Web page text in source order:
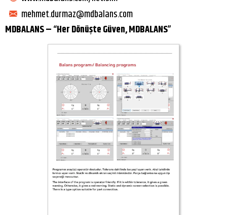
mehmet.durmaz@mdbalans.com
MDBALANS – “Her Dönüşte Güven, MDBALANS”